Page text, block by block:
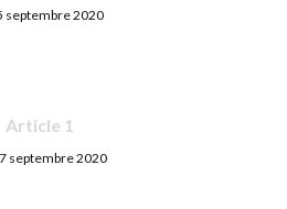
septembre 2020
Article 1
septembre 2020